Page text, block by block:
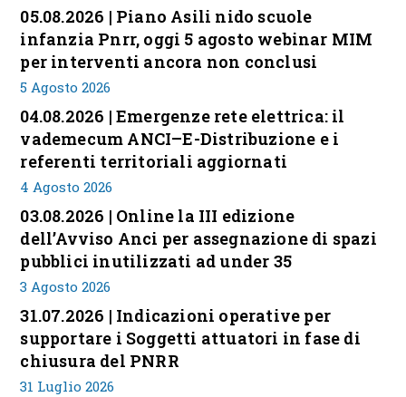
05.08.2026 | Piano Asili nido scuole
infanzia Pnrr, oggi 5 agosto webinar MIM
per interventi ancora non conclusi
5 Agosto 2026
04.08.2026 | Emergenze rete elettrica: il
vademecum ANCI–E-Distribuzione e i
referenti territoriali aggiornati
4 Agosto 2026
03.08.2026 | Online la III edizione
dell’Avviso Anci per assegnazione di spazi
pubblici inutilizzati ad under 35
3 Agosto 2026
31.07.2026 | Indicazioni operative per
supportare i Soggetti attuatori in fase di
chiusura del PNRR
31 Luglio 2026